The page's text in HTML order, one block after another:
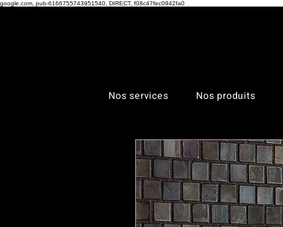
google.com, pub-6166755743951540, DIRECT, f08c47fec0942fa0
Nos services Nos produits